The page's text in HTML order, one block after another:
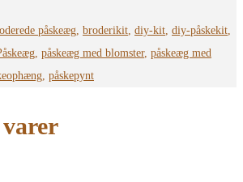
påskeæg broderikit diy-kit diy-påskekit
påskeæg med blomster, påskeæg med
påskepynt